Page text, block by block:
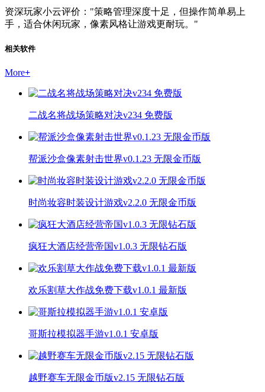
资深玩家小云评价："策略管理深度十足，但操作简单易上
手，适合休闲玩家，像素风格让游戏更耐玩。"
相关软件
More+
二战名将战场策略对决v234 免费版
帮派沙盒像素射击世界v0.1.23 无限金币版
时尚妆容时装设计游戏v2.2.0 无限金币版
疯狂大酒店经营帝国v1.0.3 无限钻石版
欢乐割草大作战免费下载v1.0.1 最新版
哥斯拉模拟器手游v1.0.1 安卓版
越野赛车无限金币版v2.15 无限钻石版